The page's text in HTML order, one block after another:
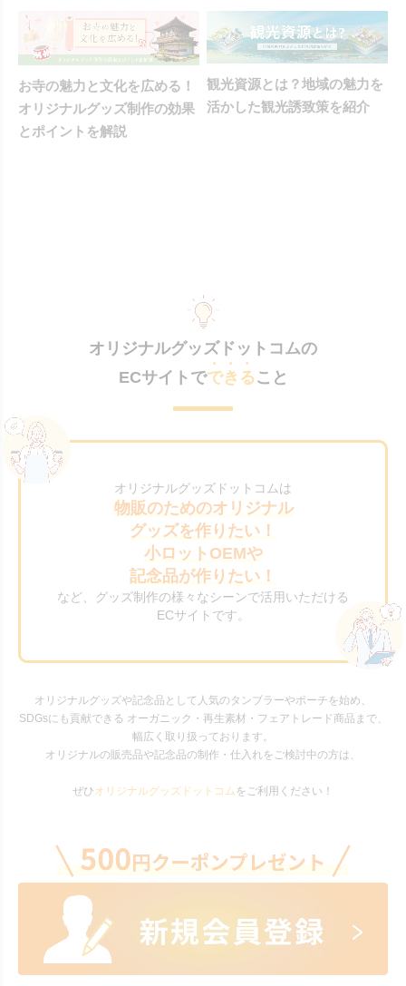
お寺の魅力と文化を広める！
オリジナルグッズ制作の効果
とポイントを解説
観光資源とは？地域の魅力を
活かした観光誘致策を紹介
オリジナルグッズドットコムの
ECサイトでできること
オリジナルグッズドットコムは
物販のためのオリジナル
グッズを作りたい！
小ロットOEMや
記念品が作りたい！
など、グッズ制作の様々なシーンで活用いただける
ECサイトです。
オリジナルグッズや記念品として人気のタンブラーやポーチを始め、
SDGsにも貢献できる オーガニック・再生素材・フェアトレード商品まで、
幅広く取り扱っております。
オリジナルの販売品や記念品の制作・仕入れをご検討中の方は、
ぜひオリジナルグッズドットコム をご利用ください！